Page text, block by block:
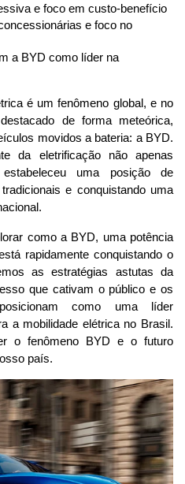
e foco em custo-benefício
e foco no
a BYD como líder na
é um fenômeno global, e no
de forma meteórica,
movidos a bateria: a BYD.
da eletrificação não apenas
uma posição de
e conquistando uma
como a BYD, uma potência
rapidamente conquistando o
as estratégias astutas da
que cativam o público e os
como uma líder
a mobilidade elétrica no Brasil.
o fenômeno BYD e o futuro
país.